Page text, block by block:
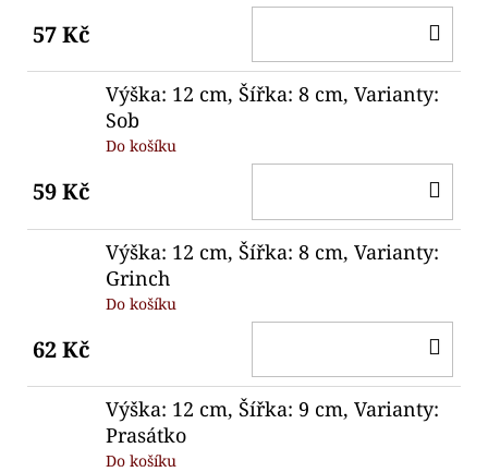
57 Kč
Výška: 12 cm, Šířka: 8 cm, Varianty:
Sob
Do košíku
59 Kč
Výška: 12 cm, Šířka: 8 cm, Varianty:
Grinch
Do košíku
62 Kč
Výška: 12 cm, Šířka: 9 cm, Varianty:
Prasátko
Do košíku